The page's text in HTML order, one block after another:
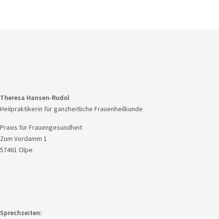
Theresa Hansen-Rudol
Heilpraktikerin für ganzheitliche Frauenheilkunde
Praxis für Frauengesundheit
Zum Vordamm 1
57461 Olpe
Sprechzeiten: